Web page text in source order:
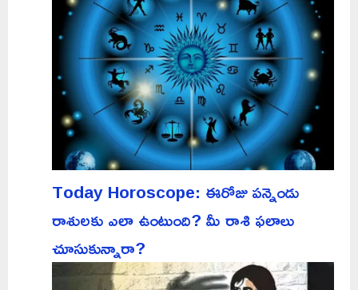
Today Horoscope: ఈరోజు పన్నెండు
రాశులకు ఎలా ఉంటుంది? మీ రాశి ఫలాలు
చూసుకున్నారా?